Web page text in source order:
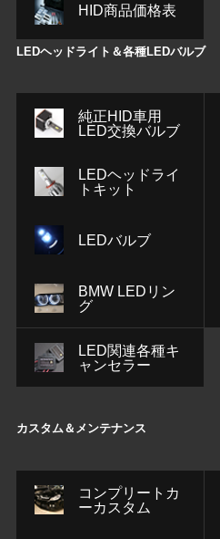
HID商品価格表
LEDヘッドライト＆各種LEDバルブ
純正HID車用
LED交換バルブ
LEDヘッドライ
トキット
LEDバルブ
BMW LEDリン
グ
LED関連各種キ
ャンセラー
カスタム＆メンテナンス
コンプリートカ
ーカスタム